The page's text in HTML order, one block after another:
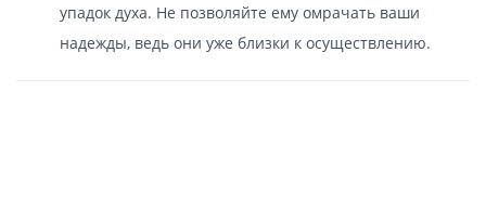
упадок духа. Не позволяйте ему омрачать ваши
надежды, ведь они уже близки к осуществлению.